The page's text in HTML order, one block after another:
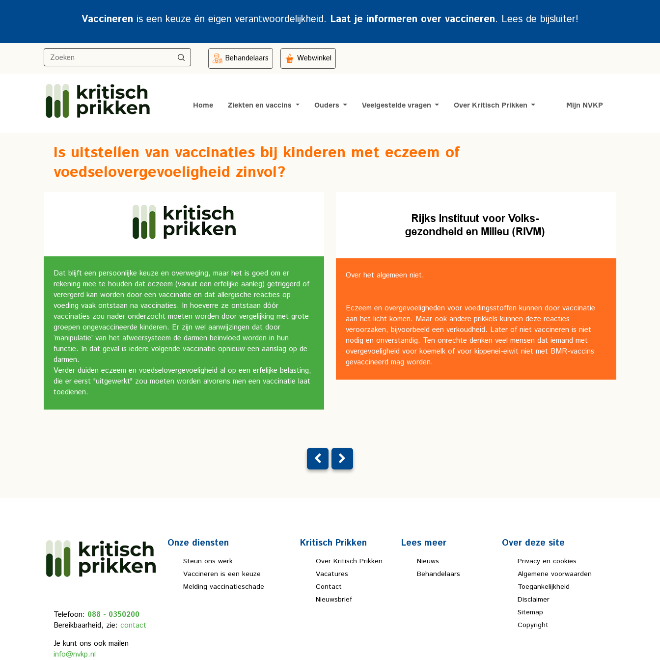
Vaccineren is een keuze én eigen verantwoordelijkheid. Laat je informeren over vaccineren. Lees de bijsluiter!
Behandelaars Webwinkel
Home Ziekten en vaccins Ouders Veelgestelde vragen Over Kritisch Prikken Mijn NVKP
Is uitstellen van vaccinaties bij kinderen met eczeem of
voedselovergevoeligheid zinvol?
Dat blijft een persoonlijke keuze en overweging, maar het is goed om er
rekening mee te houden dat eczeem (vanuit een erfelijke aanleg) getriggerd of
verergerd kan worden door een vaccinatie en dat allergische reacties op
voeding vaak ontstaan na vaccinaties. In hoeverre ze ontstaan dóór
vaccinaties zou nader onderzocht moeten worden door vergelijking met grote
groepen ongevaccineerde kinderen. Er zijn wel aanwijzingen dat door
‘manipulatie’ van het afweersysteem de darmen beïnvloed worden in hun
functie. In dat geval is iedere volgende vaccinatie opnieuw een aanslag op de
darmen.
Verder duiden eczeem en voedselovergevoeligheid al op een erfelijke belasting,
die er eerst "uitgewerkt" zou moeten worden alvorens men een vaccinatie laat
toedienen.
Over het algemeen niet.
Eczeem en overgevoeligheden voor voedingsstoffen kunnen door vaccinatie
aan het licht komen. Maar ook andere prikkels kunnen deze reacties
veroorzaken, bijvoorbeeld een verkoudheid. Later of niet vaccineren is niet
nodig en onverstandig. Ten onrechte denken veel mensen dat iemand met
overgevoeligheid voor koemelk of voor kippenei-eiwit niet met BMR-vaccins
gevaccineerd mag worden.
Telefoon: 088 - 0350200
Bereikbaarheid, zie: contact
Je kunt ons ook mailen
info@nvkp.nl
Onze diensten
Steun ons werk
Vaccineren is een keuze
Melding vaccinatieschade
Kritisch Prikken
Over Kritisch Prikken
Vacatures
Contact
Nieuwsbrief
Lees meer
Nieuws
Behandelaars
Over deze site
Privacy en cookies
Algemene voorwaarden
Toegankelijkheid
Disclaimer
Sitemap
Copyright